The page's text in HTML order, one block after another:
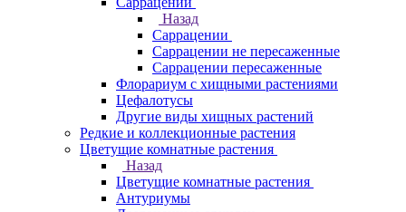
Назад
Саррацении
Саррацении не пересаженные
Саррацении пересаженные
Флорариум с хищными растениями
Цефалотусы
Другие виды хищных растений
Редкие и коллекционные растения
Цветущие комнатные растения
Назад
Цветущие комнатные растения
Антуриумы